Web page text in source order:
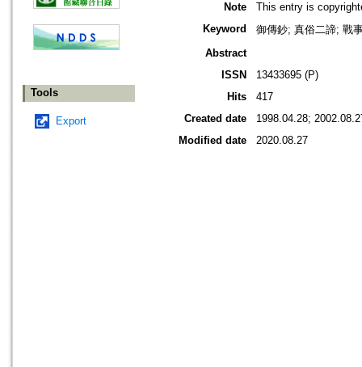
Tools
Export
Note
This entry is
Keyword
御傳鈔; 真俗二諦; 戰
Abstract
ISSN
13433695 (P)
Hits
417
Created date
1998.04.28;
Modified date
2020.08.27